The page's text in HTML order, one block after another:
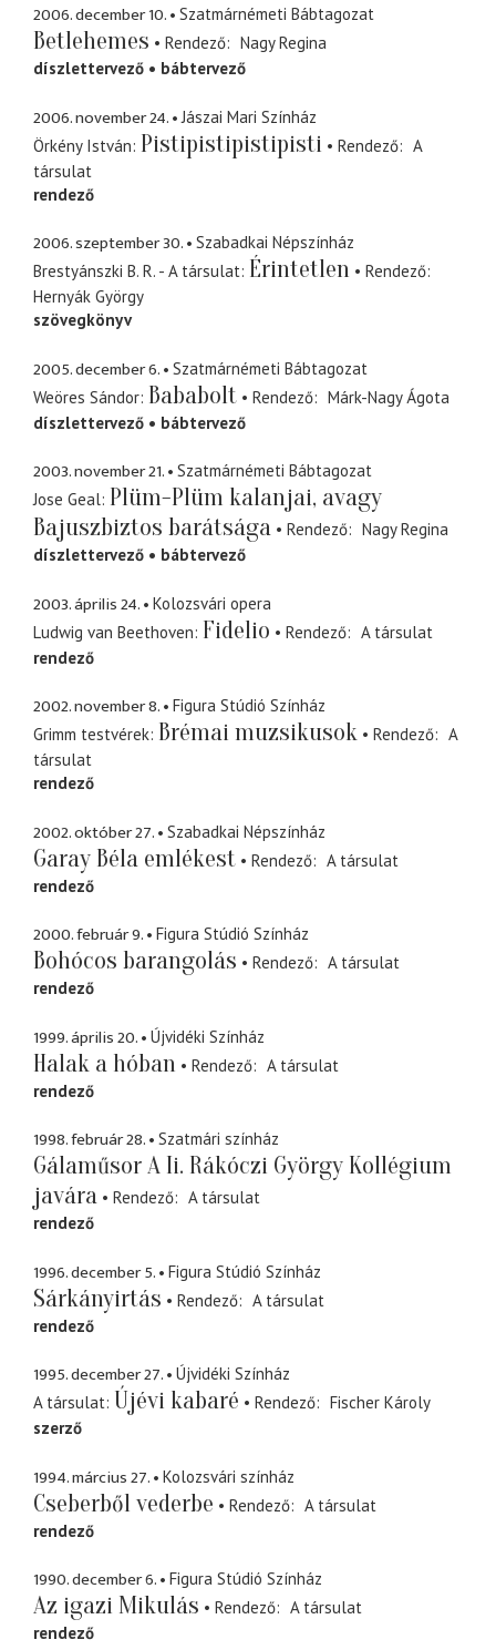
2006. december 10. Szatmárnémeti Bábtagozat
Betlehemes Rendező
Nagy Regina
díszlettervező
bábtervező
2006. november 24.
Jászai Mari Színház
Örkény István Pistipistipistipisti Rendező
A
társulat
rendező
2006. szeptember 30.
Szabadkai Népszínház
Brestyánszki B. R. - A társulat Érintetlen
Rendező
Hernyák György
szövegkönyv
2005. december 6.
Szatmárnémeti Bábtagozat
Weöres Sándor Bababolt Rendező
Márk-Nagy Ágota
díszlettervező
bábtervező
2003. november 21.
Szatmárnémeti Bábtagozat
Jose Geal Plüm-Plüm kalanjai, avagy
Bajuszbiztos barátsága
Rendező
Nagy Regina
díszlettervező
bábtervező
2003. április 24.
Kolozsvári opera
Ludwig van Beethoven Fidelio Rendező
A társulat
rendező
2002. november 8.
Figura Stúdió Színház
Grimm testvérek Brémai muzsikusok Rendező
A
társulat
rendező
2002. október 27. Szabadkai Népszínház
Garay Béla emlékest Rendező
A társulat
rendező
2000. február 9. Figura Stúdió Színház
Bohócos barangolás Rendező
A társulat
rendező
1999. április 20. Újvidéki Színház
Halak a hóban Rendező
A társulat
rendező
1998. február 28. Szatmári színház
Gálaműsor A Ii. Rákóczi György Kollégium
javára
Rendező
A társulat
rendező
1996. december 5. Figura Stúdió Színház
Sárkányirtás Rendező
A társulat
rendező
1995. december 27.
Újvidéki Színház
A társulat Újévi kabaré Rendező
Fischer Károly
szerző
1994. március 27. Kolozsvári színház
Cseberből vederbe Rendező
A társulat
rendező
1990. december 6. Figura Stúdió Színház
Az igazi Mikulás Rendező
A társulat
rendező